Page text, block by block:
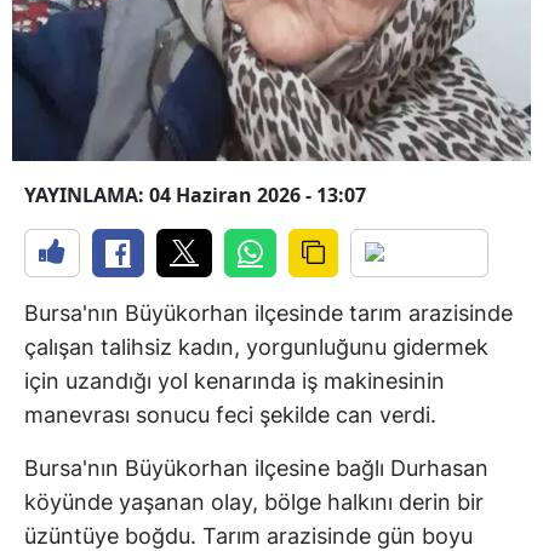
YAYINLAMA: 04 Haziran 2026 - 13:07
Bursa'nın Büyükorhan ilçesinde tarım arazisinde
çalışan talihsiz kadın, yorgunluğunu gidermek
için uzandığı yol kenarında iş makinesinin
manevrası sonucu feci şekilde can verdi.
Bursa'nın Büyükorhan ilçesine bağlı Durhasan
köyünde yaşanan olay, bölge halkını derin bir
üzüntüye boğdu. Tarım arazisinde gün boyu